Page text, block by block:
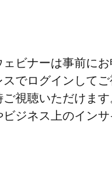
ビナーは事前に
でログインして
視聴いただけま
ジネス上のイン